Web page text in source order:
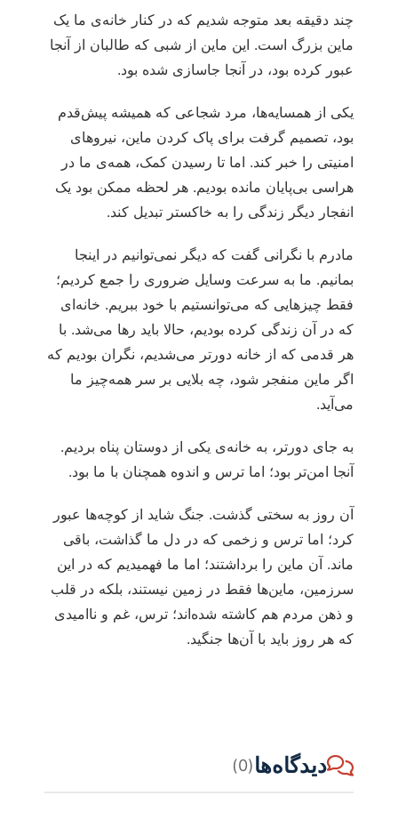
چند دقیقه بعد متوجه شدیم که در کنار خانه‌ی ما یک
ماین بزرگ است. این ماین از شبی که طالبان از آنجا
عبور کرده بود، در آنجا جاسازی شده بود.
یکی از همسایه‌ها، مرد شجاعی که همیشه پیش‌قدم
بود، تصمیم گرفت برای پاک کردن ماین، نیروهای
امنیتی را خبر کند. اما تا رسیدن کمک، همه‌ی ما در
هراسی بی‌پایان مانده بودیم. هر لحظه ممکن بود یک
انفجار دیگر زندگی را به خاکستر تبدیل کند.
مادرم با نگرانی گفت که دیگر نمی‌توانیم در اینجا
بمانیم. ما به سرعت وسایل ضروری را جمع کردیم؛
فقط چیزهایی که می‌توانستیم با خود ببریم. خانه‌ای
که در آن زندگی کرده بودیم، حالا باید رها می‌شد. با
هر قدمی که از خانه دورتر می‌شدیم، نگران بودیم که
اگر ماین منفجر شود، چه بلایی بر سر همه‌چیز ما
می‌آید.
به جای دورتر، به خانه‌ی یکی از دوستان پناه بردیم.
آنجا امن‌تر بود؛ اما ترس و اندوه همچنان با ما بود.
آن روز به سختی گذشت. جنگ شاید از کوچه‌ها عبور
کرد؛ اما ترس و زخمی که در دل ما گذاشت، باقی
ماند. آن ماین را برداشتند؛ اما ما فهمیدیم که در این
سرزمین، ماین‌ها فقط در زمین نیستند، بلکه در قلب
و ذهن مردم هم کاشته شده‌اند؛ ترس، غم و ناامیدی
که هر روز باید با آن‌ها جنگید.
دیدگاه‌ها(0)